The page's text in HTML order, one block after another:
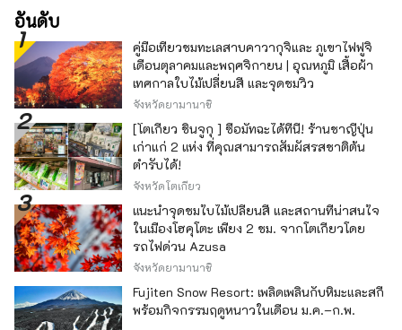
อันดับ
คู่มือเที่ยวชมทะเลสาบคาวากุจิและ ภูเขาไฟฟูจิ
เดือนตุลาคมและพฤศจิกายน | อุณหภูมิ เสื้อผ้า
เทศกาลใบไม้เปลี่ยนสี และจุดชมวิว
จังหวัดยามานาชิ
[โตเกียว ชินจูกุ ] ซื้อมัทฉะได้ที่นี่! ร้านชาญี่ปุ่น
เก่าแก่ 2 แห่ง ที่คุณสามารถสัมผัสรสชาติต้น
ตำรับได้!
จังหวัดโตเกียว
แนะนำจุดชมใบไม้เปลี่ยนสี และสถานที่น่าสนใจ
ในเมืองโฮคุโตะ เพียง 2 ชม. จากโตเกียวโดย
รถไฟด่วน Azusa
จังหวัดยามานาชิ
Fujiten Snow Resort: เพลิดเพลินกับหิมะและสกี
พร้อมกิจกรรมฤดูหนาวในเดือน ม.ค.–ก.พ.